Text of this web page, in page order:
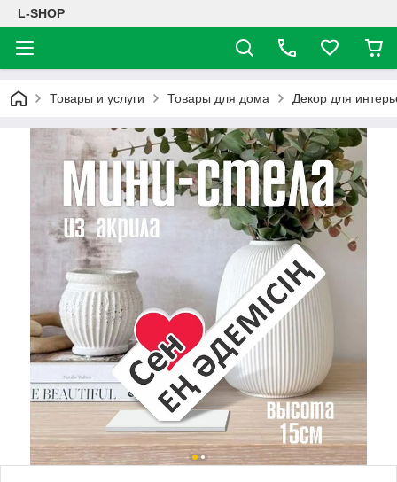
L-SHOP
Товары и услуги Товары для дома Декор для